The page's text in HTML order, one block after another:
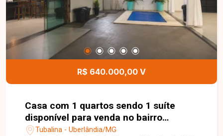
terreno em um dos condomínios mais desejados
de Uberlândia. Entre em contato e agende uma
visita para conhecer todos os detalhes deste
imóvel e o potencial que ele oferece.
R$ 640.000,00 V
Casa com 1 quartos sendo 1 suíte
disponível para venda no bairro
Tubalina em Uberlândia-MG
Tubalina - Uberlândia/MG